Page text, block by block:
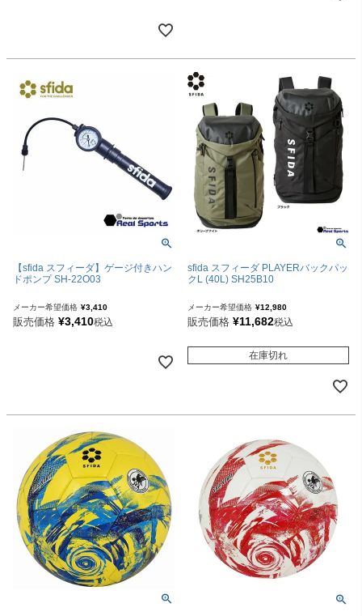
【sfida スフィーダ】ゲージ付きハン
ドポンプ SH-22O03
メーカー希望価格 ¥3,410
販売価格 ¥3,410税込
sfida スフィーダ PLAYERバックパッ
クL (40L) SH25B10
メーカー希望価格 ¥12,980
販売価格 ¥11,682税込
在庫切れ